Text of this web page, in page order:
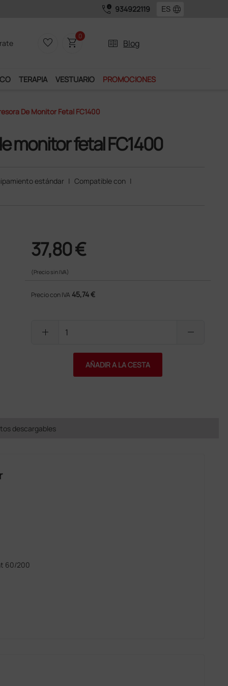
call_quality 934922119 language
favorite_border shopping_cart0
two_pager Blog
TERAPIA VESTUARIO PROMOCIONES
De Monitor Fetal FC1400
monitor fetal FC1400
estándar | Compatible con |
37,80 €
(Precio sin IVA)
Precio con IVA 45,74 €
add remove
AÑADIR A LA CESTA
descargables
60/200